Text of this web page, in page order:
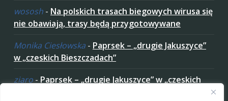
wososh - Na polskich trasach biegowych wirusa się
nie obawiają, trasy będą przygotowywane
Monika Ciesłowska - Paprsek – „drugie Jakuszyce”
w „czeskich Bieszczadach”
ziaro - Paprsek – „drugie Jakuszyce” w „czeskich